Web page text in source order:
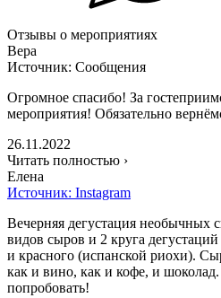
Отзывы о мероприятиях
Вера
Источник: Сообщения
Огромное спасибо! За
мероприятия! Обязательно
26.11.2022
Читать полностью ›
Елена
Источник: Instagram
Вечерняя дегустация необычных
видов сыров и 2 круга
и красного (испанской риохи).
как и вино, как и кофе, и шоколад.
попробовать!